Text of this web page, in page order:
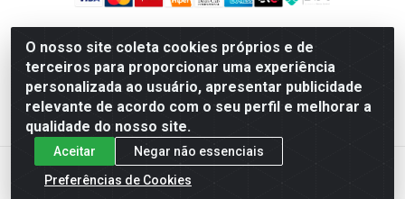
O nosso site coleta cookies próprios e de
terceiros para proporcionar uma experiência
personalizada ao usuário, apresentar publicidade
relevante de acordo com o seu perfil e melhorar a
qualidade do nosso site.
Aceitar
Negar não essenciais
Preferências de Cookies
Rymo Imagem e Produtos Gráficos da Amazonia LTDA -
Av. Ajuricaba, 379 - Cachoeirinha, Manaus/AM - CEP
69065-110 - CNPJ 14.220.230.0001-70